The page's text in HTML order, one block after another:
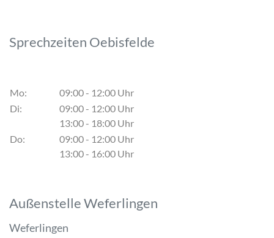
Sprechzeiten Oebisfelde
Mo:
09:00 - 12:00 Uhr
Di:
09:00 - 12:00 Uhr
13:00 - 18:00 Uhr
Do:
09:00 - 12:00 Uhr
13:00 - 16:00 Uhr
Außenstelle Weferlingen
Weferlingen